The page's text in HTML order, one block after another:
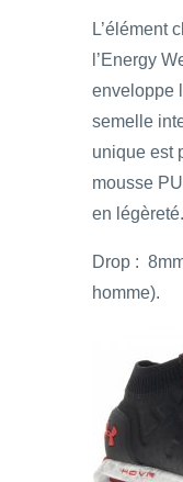
L’élément
l’Energy
enveloppe
semelle
unique est
mousse
en légèreté.
Drop :
homme).